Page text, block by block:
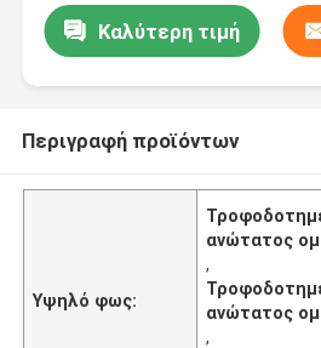
Καλύτερη τιμή
Περιγραφή προϊόντων
Υψηλό φως:
ανώτατος
,
ανώτατος
,